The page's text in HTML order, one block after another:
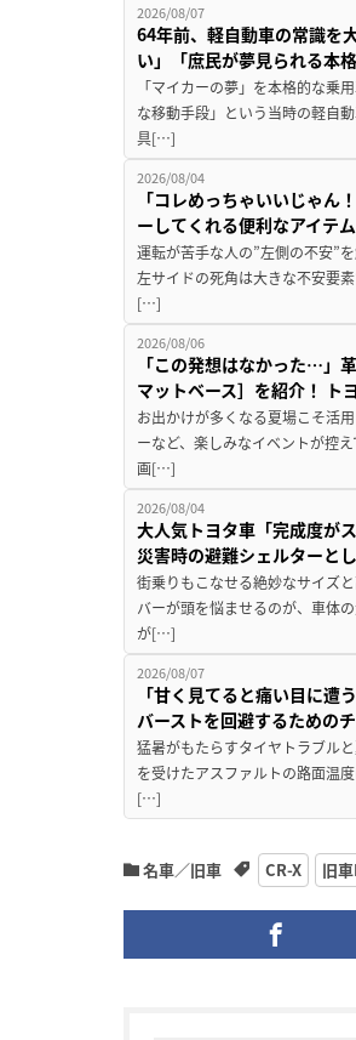
2026/08/07
64年前、軽自動車の常識を
い」「庶民が夢見られる本
「マイカーの夢」を本格的な乗
な移動手段」という当時の軽自
具[…]
2026/08/04
「コレめっちゃいいじゃ
ーしてくれる便利なアイテ
運転が苦手な人の”左側の不安”
左サイドの死角は大きな不安要
[…]
2026/08/06
「この発想はなかった…」
マットベース］を紹介！ ト
お出かけが多くなる夏場こそ活
ーなど、楽しみなイベントが控
画[…]
2026/08/04
大人気トヨタ車「完成度が
災害時の避難シェルターと
街乗りもこなせる絶妙なサイズ
バーが頭を悩ませるのが、車体
が[…]
2026/08/07
「甘く見てると痛い目に遭
バーストを回避するための
猛暑がもたらすタイヤトラブル
を受けたアスファルトの路面温
[…]
名車／旧車 CR-X 旧